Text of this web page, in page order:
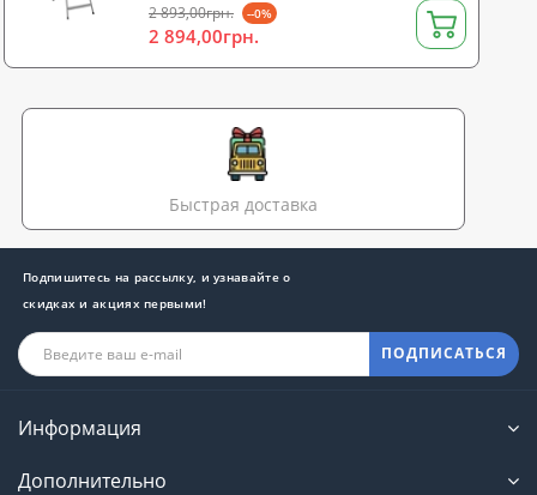
2 893,00грн. --0%
2 894,00грн.
Быстрая доставка
Подпишитесь на рассылку, и узнавайте о
скидках и акциях первыми!
ПОДПИСАТЬСЯ
Информация
Дополнительно